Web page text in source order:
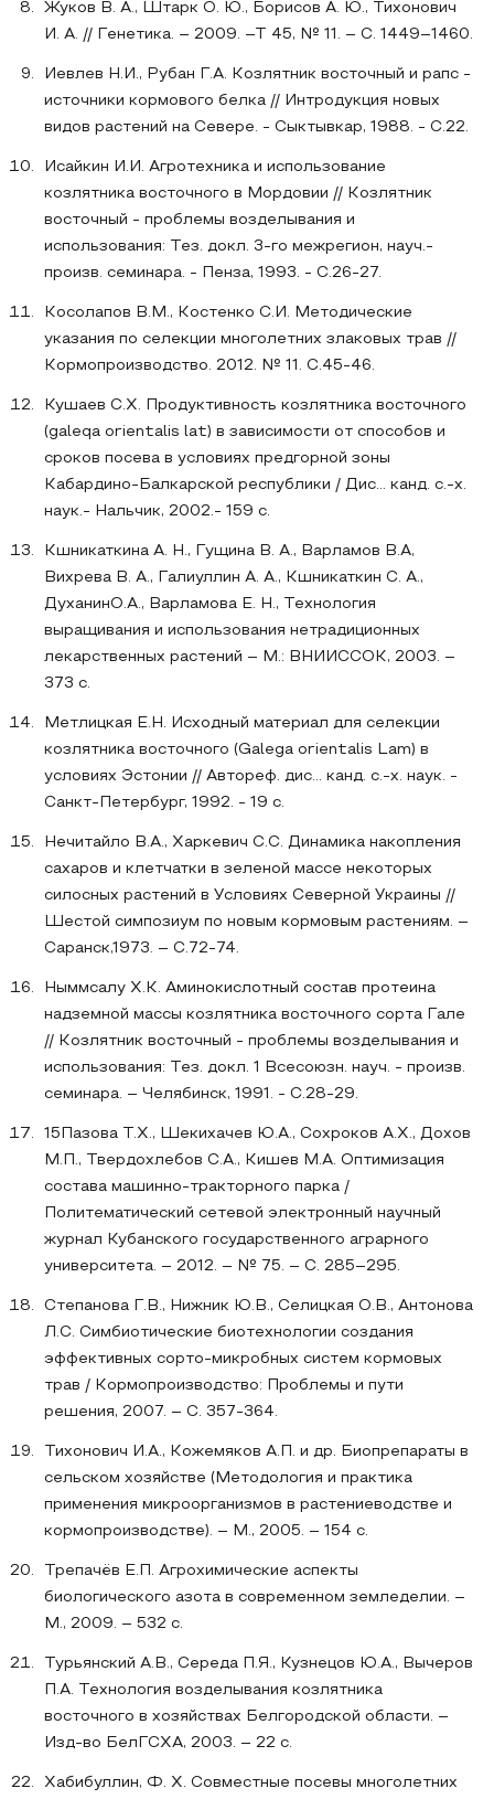
Жуков В. А., Штарк О. Ю., Борисов А. Ю., Тихонович
И. А. // Генетика. – 2009. –Т 45, № 11. – С. 1449–1460.
Иевлев Н.И., Рубан Г.А. Козлятник восточный и рапс -
источники кормового белка // Интродукция новых
видов растений на Севере. - Сыктывкар, 1988. - С.22.
Исайкин И.И. Агротехника и использование
козлятника восточного в Мордовии // Козлятник
восточный - проблемы возделывания и
использования: Тез. докл. 3-го межрегион, науч.-
произв. семинара. - Пенза, 1993. - С.26-27.
Косолапов В.М., Костенко С.И. Методические
указания по селекции многолетних злаковых трав //
Кормопроизводство. 2012. № 11. С.45-46.
Кушаев С.Х. Продуктивность козлятника восточного
(galeqa orientalis lat) в зависимости от способов и
сроков посева в условиях предгорной зоны
Кабардино-Балкарской республики / Дис… канд. с.-х.
наук.- Нальчик, 2002.- 159 с.
Кшникаткина А. Н., Гущина В. А., Варламов В.А,
Вихрева В. А., Галиуллин А. А., Кшникаткин С. А.,
ДуханинО.А., Варламова Е. Н., Технология
выращивания и использования нетрадиционных
лекарственных растений – М.: ВНИИССОК, 2003. –
373 с.
Метлицкая E.H. Исходный материал для селекции
козлятника восточного (Galega orientalis Lam) в
условиях Эстонии // Автореф. дис... канд. с.-х. наук. -
Санкт-Петербург, 1992. - 19 с.
Нечитайло В.А., Харкевич С.С. Динамика накопления
сахаров и клетчатки в зеленой массе некоторых
силосных растений в Условиях Северной Украины //
Шестой симпозиум по новым кормовым растениям. –
Саранск,1973. – С.72-74.
Ныммсалу Х.К. Аминокислотный состав протеина
надземной массы козлятника восточного сорта Гале
// Козлятник восточный - проблемы возделывания и
использования: Тез. докл. 1 Всесоюзн. науч. - произв.
семинара. – Челябинск, 1991. - С.28-29.
15Пазова Т.Х., Шекихачев Ю.А., Сохроков А.Х., Дохов
М.П., Твердохлебов С.А., Кишев М.А. Оптимизация
состава машинно-тракторного парка /
Политематический сетевой электронный научный
журнал Кубанского государственного аграрного
университета. – 2012. – № 75. – С. 285–295.
Степанова Г.В., Нижник Ю.В., Селицкая О.В., Антонова
Л.С. Симбиотические биотехнологии создания
эффективных сорто-микробных систем кормовых
трав / Кормопроизводство: Проблемы и пути
решения, 2007. – С. 357-364.
Тихонович И.А., Кожемяков А.П. и др. Биопрепараты в
сельском хозяйстве (Методология и практика
применения микроорганизмов в растениеводстве и
кормопроизводстве). – М., 2005. – 154 с.
Трепачёв Е.П. Агрохимические аспекты
биологического азота в современном земледелии. –
М., 2009. – 532 с.
Турьянский А.В., Середа П.Я., Кузнецов Ю.А., Вычеров
П.А. Технология возделывания козлятника
восточного в хозяйствах Белгородской области. –
Изд-во БелГСХА, 2003. – 22 с.
Хабибуллин, Ф. Х. Совместные посевы многолетних